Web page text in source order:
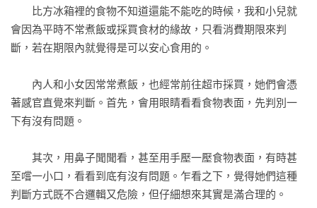
比方冰箱裡的食物不知道還能不能吃的時候，我和小兒就
會因為平時不常煮飯或採買食材的緣故，只看消費期限來判
斷，若在期限內就覺得是可以安心食用的。
內人和小女因常常煮飯，也經常前往超市採買，她們會憑
著感官直覺來判斷。首先，會用眼睛看看食物表面，先判別一
下有沒有問題。
其次，用鼻子聞聞看，甚至用手壓一壓食物表面，有時甚
至嚐一小口，看看到底有沒有問題。乍看之下，覺得她們這種
判斷方式既不合邏輯又危險，但仔細想來其實是滿合理的。